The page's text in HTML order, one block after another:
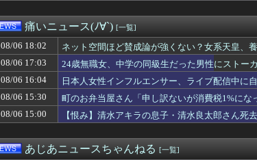
熊本･八代港で自衛隊の「病院船」が医療提供開始、診察と
経済崩壊の中国・広東省の工場にて経営者が従業員に半年以上
【悲報】石破茂さん「高市内閣のやり方は強引だ！」支持率
【悲報】高市さん、非核三原則を「今後も堅持していく」の
【悲報】韓国在住日本人女性、ライブ配信で自殺…8万人が閲覧
【セール】Kindleストア｢まとめ買いキャンペーン1週目｣や｢集
【動画】佳子様(31)、我々弱い男性をガチ恋させにくる
【衝撃】イオンモール爆発事故、『とんでもない事実』が判
【知ってた速報】サヨク界隈「首相官邸の高市熊本訪問動画
中国に上陸する台風13号が絶妙なコースを辿っている！と話
日本人女性インフルエンサー、ライブ配信中に自殺
痛いニュース(ﾉ∀`) [一覧]
08/06 18:02
ネット空間ほど賛成論が強くない？女系天皇、
果とは
08/06 17:03
24歳無職女、中学の同級生だった男性にスト
08/06 16:04
日本人女性インフルエンサー、ライブ配信中に
08/06 15:30
町のお弁当屋さん「申し訳ないが消費税1%に
08/06 15:00
【恨み】清水アキラの息子・清水良太郎さん
あじあニュースちゃんねる [一覧]